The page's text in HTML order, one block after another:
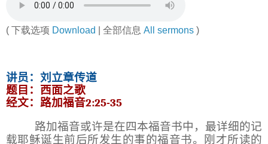
( 下载选项 Download | 全部信息 All sermons )
讲员：刘立章传道
题目：西面之歌
经文：路加福音2:25-35
路加福音或许是在四本福音书中，最详细的记
载耶稣诞生前后所发生的事的福音书。刚才所读的